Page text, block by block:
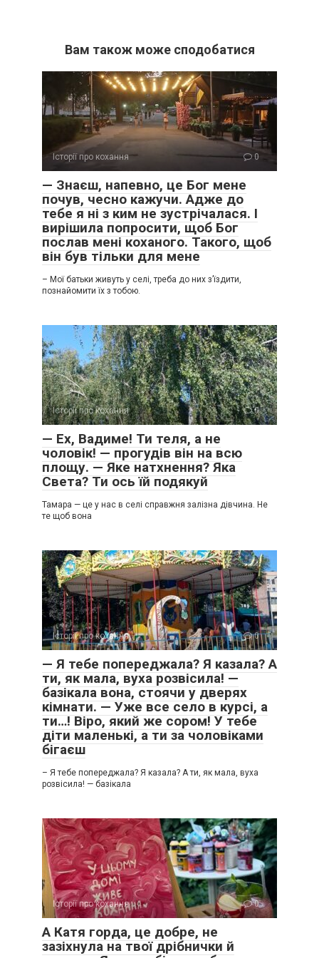
Вам також може сподобатися
Історії про кохання 0
— Знаєш, напевно, це Бог мене
почув, чесно кажучи. Адже до
тебе я ні з ким не зустрічалася. І
вирішила попросити, щоб Бог
послав мені коханого. Такого, щоб
він був тільки для мене
– Мої батьки живуть у селі, треба до них з’їздити,
познайомити їх з тобою.
Історії про кохання 0
— Ех, Вадиме! Ти теля, а не
чоловік! — прогудів він на всю
площу. — Яке натхнення? Яка
Света? Ти ось їй подякуй
Тамара — це у нас в селі справжня залізна дівчина. Не
те щоб вона
Історії про кохання 0
— Я тебе попереджала? Я казала? А
ти, як мала, вуха розвісила! —
базікала вона, стоячи у дверях
кімнати. — Уже все село в курсі, а
ти…! Віро, який же сором! У тебе
діти маленькі, а ти за чоловіками
бігаєш
– Я тебе попереджала? Я казала? А ти, як мала, вуха
розвісила! — базікала
Історії про кохання 0
А Катя горда, це добре, не
зазіхнула на твої дрібнички й